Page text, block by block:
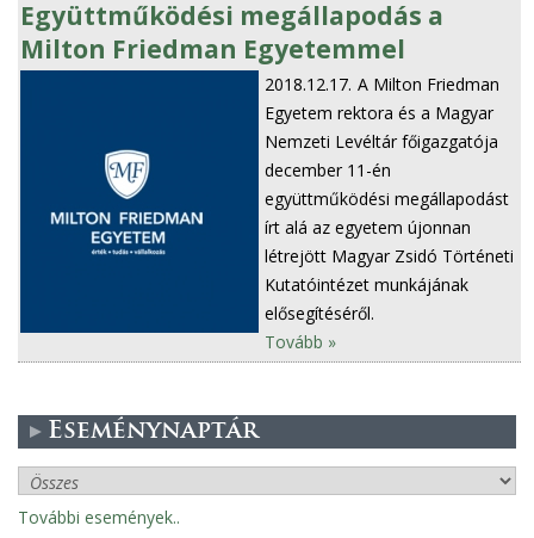
Együttműködési megállapodás a
Milton Friedman Egyetemmel
2018.12.17. A Milton Friedman
Egyetem rektora és a Magyar
Nemzeti Levéltár főigazgatója
december 11-én
együttműködési megállapodást
írt alá az egyetem újonnan
létrejött Magyar Zsidó Történeti
Kutatóintézet munkájának
elősegítéséről.
Tovább »
Eseménynaptár
További események..